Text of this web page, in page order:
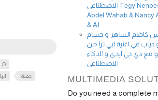
حفلة
الاصطناعي Tegy Nenbesit remix – Sherine
Abdel Wahab & Nancy
& AI
كاظم الساهر و حسام
في اغنية لبي ترا من
مع دي جي ايدي و الذكاء
الاصطناعي
MULTIMEDIA
Do you need a complete